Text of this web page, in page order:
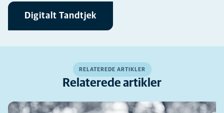
Digitalt Tandtjek
RELATEREDE ARTIKLER
Relaterede artikler